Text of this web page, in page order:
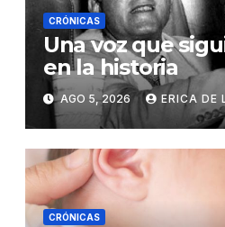
CRÓNICAS
Una voz que
en la historia
AGO 5, 2026 ERICA DE
CRÓNICAS